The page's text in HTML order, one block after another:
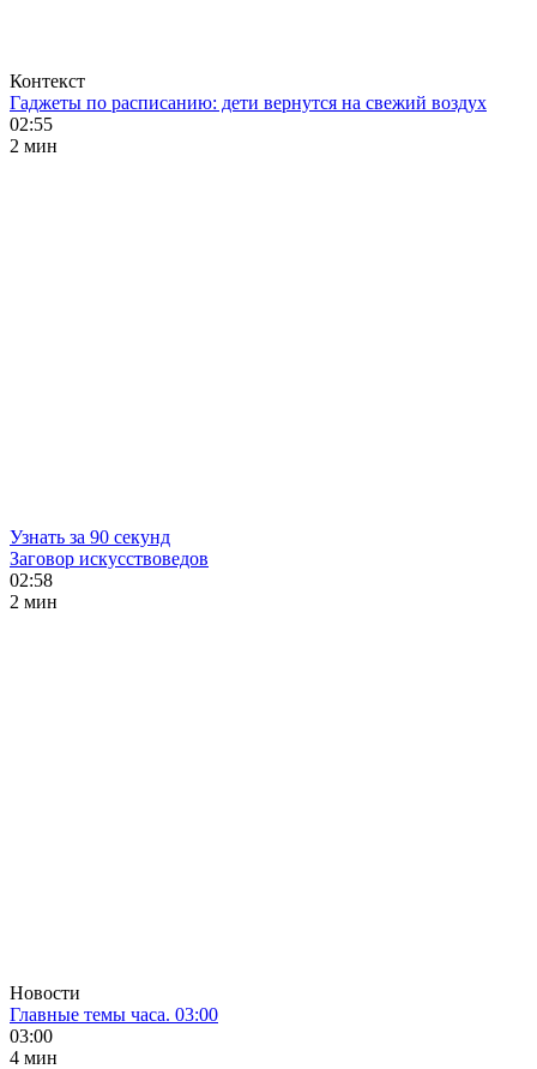
Контекст
Гаджеты по расписанию: дети вернутся на свежий воздух
02:55
2 мин
Узнать за 90 секунд
Заговор искусствоведов
02:58
2 мин
Новости
Главные темы часа. 03:00
03:00
4 мин